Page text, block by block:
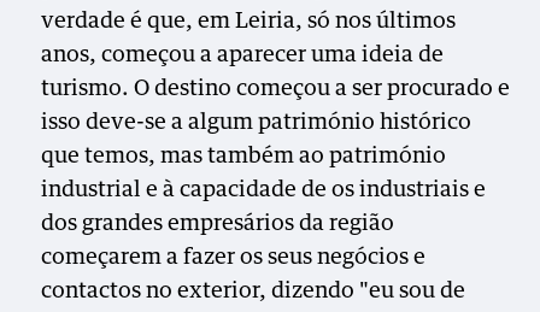
verdade é que, em Leiria, só nos últimos
anos, começou a aparecer uma ideia de
turismo. O destino começou a ser procurado e
isso deve-se a algum património histórico
que temos, mas também ao património
industrial e à capacidade de os industriais e
dos grandes empresários da região
começarem a fazer os seus negócios e
contactos no exterior, dizendo "eu sou de